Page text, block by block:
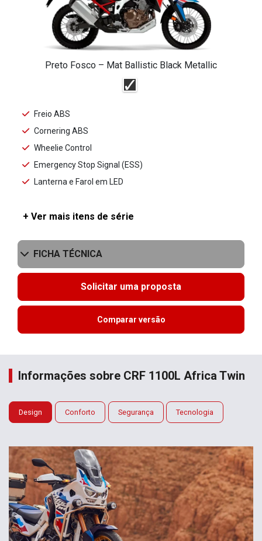
Preto Fosco – Mat Ballistic Black Metallic
Freio ABS
Cornering ABS
Wheelie Control
Emergency Stop Signal (ESS)
Lanterna e Farol em LED
+ Ver mais itens de série
FICHA TÉCNICA
Solicitar uma proposta
Comparar versão
Informações sobre CRF 1100L Africa Twin
Design Conforto Segurança Tecnologia